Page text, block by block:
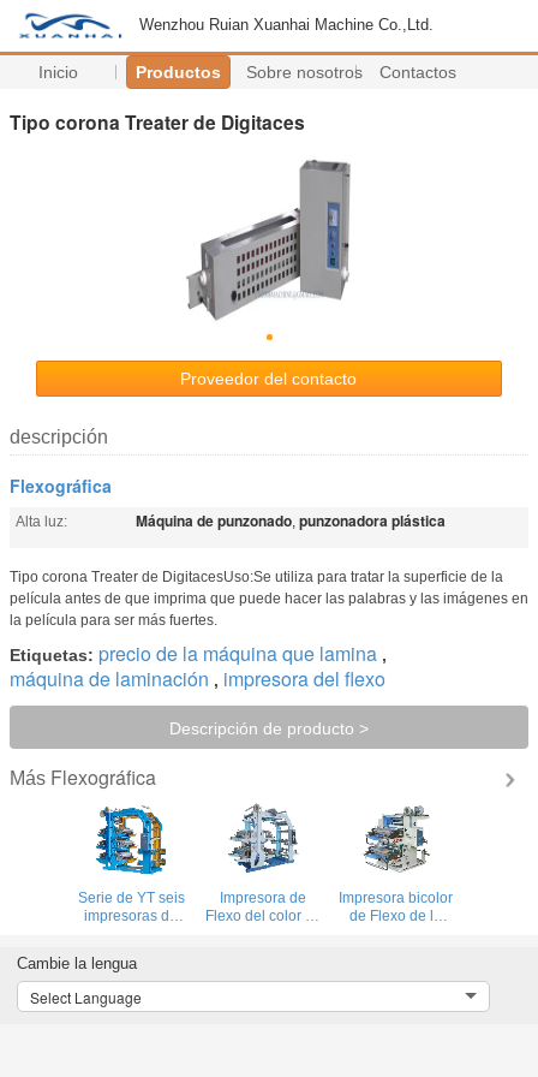
Wenzhou Ruian Xuanhai Machine Co.,Ltd.
Inicio Productos Sobre nosotros Contactos
Tipo corona Treater de Digitaces
Proveedor del contacto
descripción
Flexográfica
Alta luz: Máquina de punzonado, punzonadora plástica
Tipo corona Treater de DigitacesUso:Se utiliza para tratar la superficie de la
película antes de que imprima que puede hacer las palabras y las imágenes en
la película para ser más fuertes.
Etiquetas: precio de la máquina que lamina ,
máquina de laminación , impresora del flexo
Descripción de producto >
Más Flexográfica
Serie de YT seis
impresoras de
Impresora de
Flexo del color de
Impresora bicolor
de Flexo de la
Cambie la lengua
Select Language